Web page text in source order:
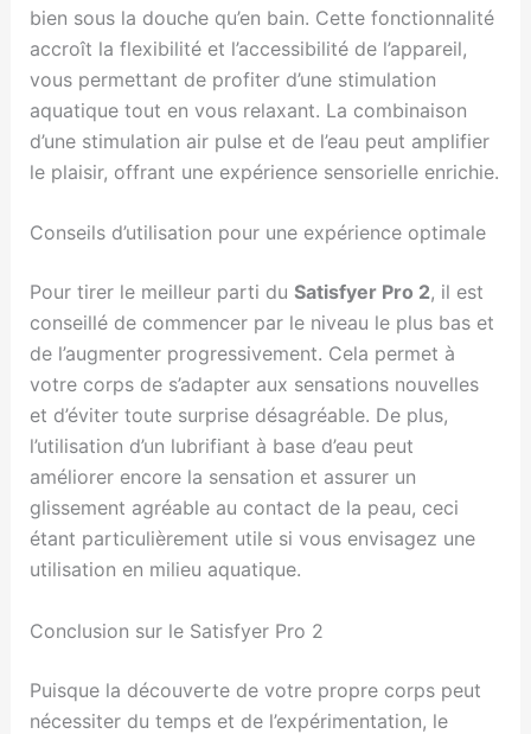
bien sous la douche qu’en bain. Cette fonctionnalité
accroît la flexibilité et l’accessibilité de l’appareil,
vous permettant de profiter d’une stimulation
aquatique tout en vous relaxant. La combinaison
d’une stimulation air pulse et de l’eau peut amplifier
le plaisir, offrant une expérience sensorielle enrichie.
Conseils d’utilisation pour une expérience optimale
Pour tirer le meilleur parti du Satisfyer Pro 2, il est
conseillé de commencer par le niveau le plus bas et
de l’augmenter progressivement. Cela permet à
votre corps de s’adapter aux sensations nouvelles
et d’éviter toute surprise désagréable. De plus,
l’utilisation d’un lubrifiant à base d’eau peut
améliorer encore la sensation et assurer un
glissement agréable au contact de la peau, ceci
étant particulièrement utile si vous envisagez une
utilisation en milieu aquatique.
Conclusion sur le Satisfyer Pro 2
Puisque la découverte de votre propre corps peut
nécessiter du temps et de l’expérimentation, le